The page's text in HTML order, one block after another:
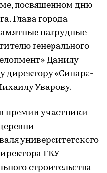
посвященном дню
Глава города
нагрудные
генерального
Данилу
директору «Синара-
Уварову.
премии участники
университетского
ГКУ
строительства